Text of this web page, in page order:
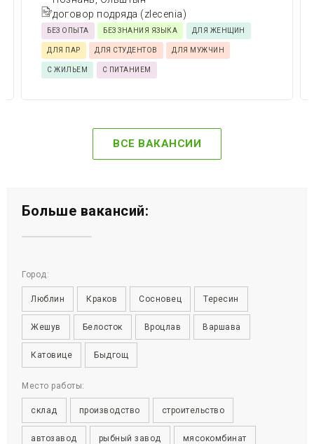
договор подряда (zlecenia)
БЕЗ ОПЫТА БЕЗ ЗНАНИЯ ЯЗЫКА ДЛЯ ЖЕНЩИН
ДЛЯ ПАР ДЛЯ СТУДЕНТОВ ДЛЯ МУЖЧИН
С ЖИЛЬЕМ С ПИТАНИЕМ
ВСЕ ВАКАНСИИ
Больше вакансий:
Город:
Люблин Краков Сосновец Тересин
Жешув Белосток Вроцлав Варшава
Катовице Быдгощ
Место работы:
склад производство строительство
автозавод рыбный завод мясокомбинат